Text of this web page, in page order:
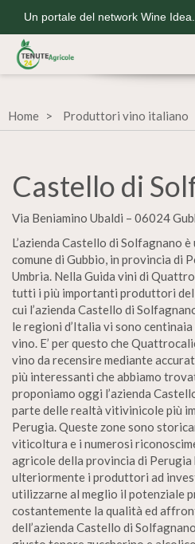
Un portale del network Wine
Home Produttori vino italiano
Castello di
Via Beniamino Ubaldi – 06024
L’azienda Castello di Solfagnano
comune di Gubbio, in provincia di
Umbria. Nella Guida vini di
tutti i più importanti produttori
cui l’azienda Castello di
le regioni d’Italia vi sono
vino. E’ per questo che
vino da recensire mediante
più interessanti che abbiamo
proponiamo oggi l’azienda
parte delle realtà vitivinicole più
Perugia. Queste zone sono
viticoltura e i numerosi
agricole della provincia di
ulteriormente i produttori ad
utilizzarne al meglio il potenziale
costantemente la qualità ed
dell’azienda Castello di